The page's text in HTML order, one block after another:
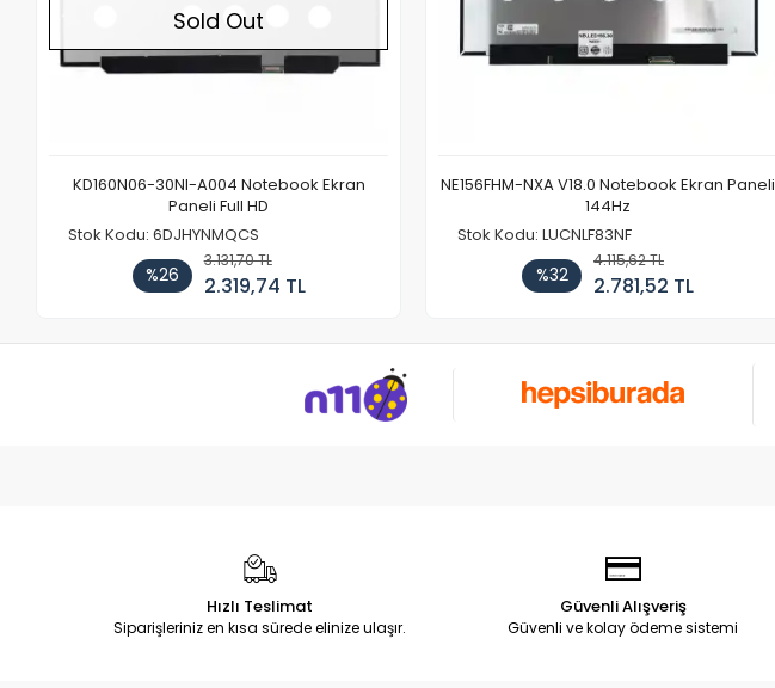
Sold Out
KD160N06-30NI-A004 Notebook Ekran
Paneli Full HD
Stok Kodu: 6DJHYNMQCS
%26
3.131,70 TL
2.319,74 TL
NE156FHM-NXA V18.0 Notebook Ekran Paneli
144Hz
Stok Kodu: LUCNLF83NF
%32
4.115,62 TL
2.781,52 TL
Hızlı Teslimat
Siparişleriniz en kısa sürede elinize ulaşır.
Güvenli Alışveriş
Güvenli ve kolay ödeme sistemi